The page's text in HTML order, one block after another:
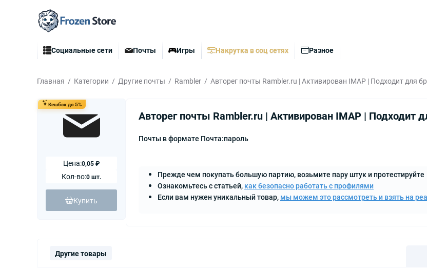
Социальные сети Почты Игры Накрутка в соц сетях Разное
Главная Категории Другие почты Rambler Авторег почты Rambler.ru | Активирован IMAP | Подходит для
Кешбэк до 5%
Цена:0,05 ₽
Кол-во:0 шт.
Купить
Авторег почты Rambler.ru | Активирован IMAP | Подходит
Почты в формате Почта:пароль
Прежде чем покупать большую партию, возьмите пару штук и протестируйте
Ознакомьтесь с статьей, как безопасно работать с профилями
Если вам нужен уникальный товар, мы можем это рассмотреть и взять на
Другие товары